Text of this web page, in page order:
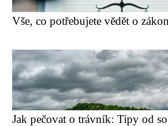
Vše, co potřebujete vědět o
Jak pečovat o trávník: Tipy od